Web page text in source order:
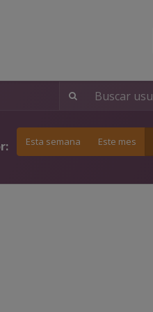
Esta semana Este mes